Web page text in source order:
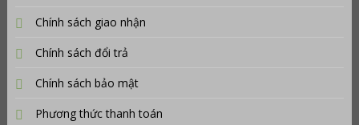
Chính sách giao nhận
Chính sách đổi trả
Chính sách bảo mật
Phương thức thanh toán